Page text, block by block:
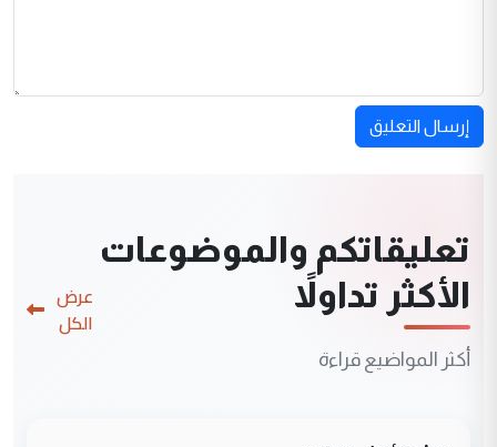
إرسال التعليق
تعليقاتكم والموضوعات
الأكثر تداولاً
أكثر المواضيع قراءة
عرض
الكل